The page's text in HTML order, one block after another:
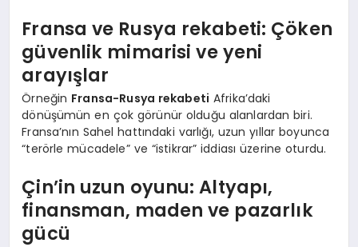
Fransa ve Rusya rekabeti: Çöken
güvenlik mimarisi ve yeni
arayışlar
Örneğin Fransa-Rusya rekabeti Afrika’daki
dönüşümün en çok görünür olduğu alanlardan biri.
Fransa’nın Sahel hattındaki varlığı, uzun yıllar boyunca
“terörle mücadele” ve “istikrar” iddiası üzerine oturdu.
Çin’in uzun oyunu: Altyapı,
finansman, maden ve pazarlık
gücü